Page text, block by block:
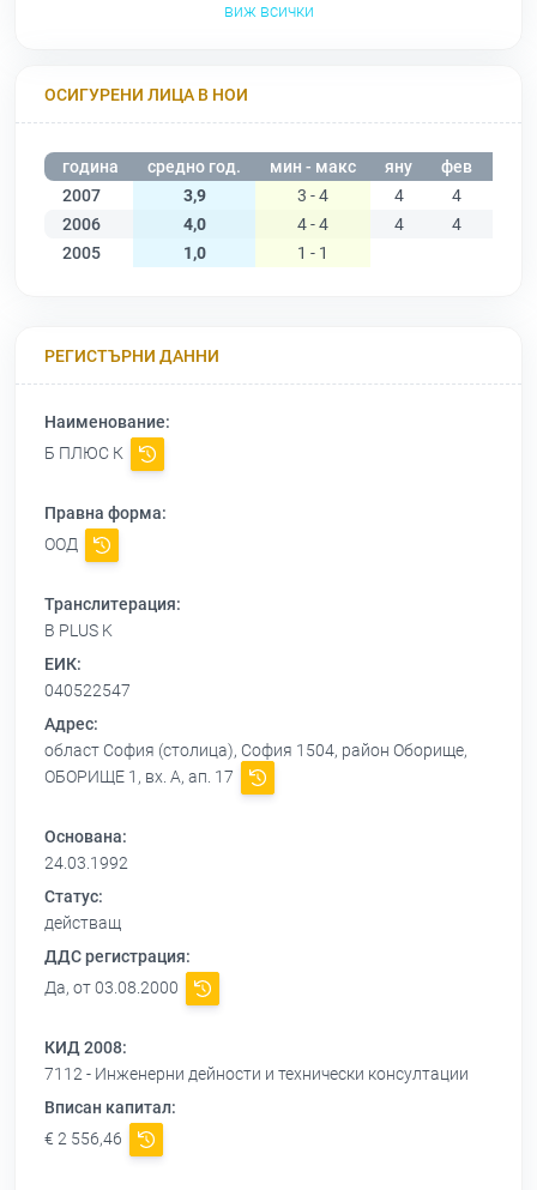
виж всички
ОСИГУРЕНИ ЛИЦА В НОИ
година средно год. мин - макс яну фев
2007
3,9 3 - 4 4 4
2006
4,0 4 - 4 4 4
2005
1,0 1 - 1
РЕГИСТЪРНИ ДАННИ
Наименование:
Б ПЛЮС К
Правна форма:
ООД
Транслитерация:
B PLUS K
ЕИК:
040522547
Адрес:
област София (столица), София 1504, район Оборище,
ОБОРИЩЕ 1, вх. А, ап. 17
Основана:
24.03.1992
Статус:
действащ
ДДС регистрация:
Да, от 03.08.2000
КИД 2008:
7112 - Инженерни дейности и технически консултации
Вписан капитал:
€ 2 556,46